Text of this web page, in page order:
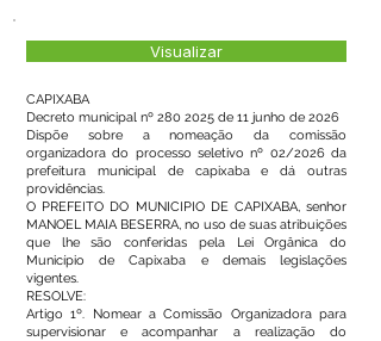
Visualizar
CAPIXABA
Decreto municipal nº 280 2025 de 11 junho de 2026
Dispõe sobre a nomeação da comissão
organizadora do processo seletivo nº 02/2026 da
prefeitura municipal de capixaba e dá outras
providências.
O PREFEITO DO MUNICIPIO DE CAPIXABA, senhor
MANOEL MAIA BESERRA, no uso de suas atribuições
que lhe são conferidas pela Lei Orgânica do
Município de Capixaba e demais legislações
vigentes.
RESOLVE:
Artigo 1º. Nomear a Comissão Organizadora para
supervisionar e acompanhar a realização do